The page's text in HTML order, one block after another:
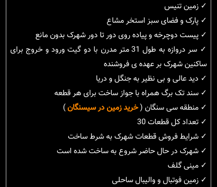
✓ زمین تنیس
✓ پارک و فضای سبز استخر مشاع
✓ پیست دوچرخه و پیاده روی دور تا دور شهرک بدون مانع
✓ سر دروازه به طول 31 متر مدرن با دو گیت ورود و خروج برای
ساکنین شهرک بر عهده ی فروشنده
✓ دید عالی و بی نظیر به جنگل و دریا
✓ سند تک برگ همراه با جواز ساخت برای هر قطعه
✓ منطقه سی سنگان (خرید زمین در سیسنگان)
✓ تعداد کل قطعات 30
✓ شرایط فروش قطعات شهرک به شرط ساخت
✓ شهرک در حال حاضر شروع به ساخت شده است
✓ مینی گلف
✓ زمین فوتبال و والیبال ساحلی